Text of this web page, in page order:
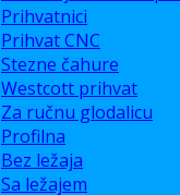
Prihvatnici
Prihvat CNC
Stezne čahure
Westcott prihvat
Za ručnu glodalicu
Profilna
Bez ležaja
Sa ležajem